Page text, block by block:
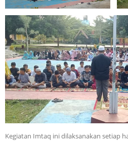
Kegiatan Imtaq ini dilaksanakan setiap